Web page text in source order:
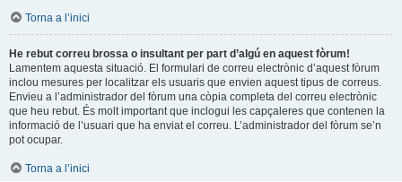
Torna a l’inici
He rebut correu brossa o insultant per part d’algú en aquest fòrum!
Lamentem aquesta situació. El formulari de correu electrònic d’aquest fòrum
inclou mesures per localitzar els usuaris que envien aquest tipus de correus.
Envieu a l’administrador del fòrum una còpia completa del correu electrònic
que heu rebut. És molt important que inclogui les capçaleres que contenen la
informació de l’usuari que ha enviat el correu. L’administrador del fòrum se’n
pot ocupar.
Torna a l’inici